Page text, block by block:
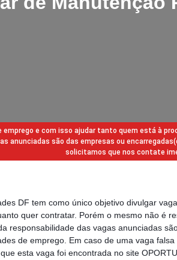
e com isso ajudar tanto quem está à
anunciadas são das empresas ou
solicitamos que nos contate
DF tem como único objetivo divulgar
quer contratar. Porém o mesmo não é
responsabilidade das vagas anunciadas
de emprego. Em caso de uma vaga
esta vaga foi encontrada no site